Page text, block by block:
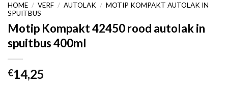
HOME / VERF / AUTOLAK / MOTIP KOMPAKT AUTOLAK IN
SPUITBUS
Motip Kompakt 42450 rood autolak in
spuitbus 400ml
€14,25